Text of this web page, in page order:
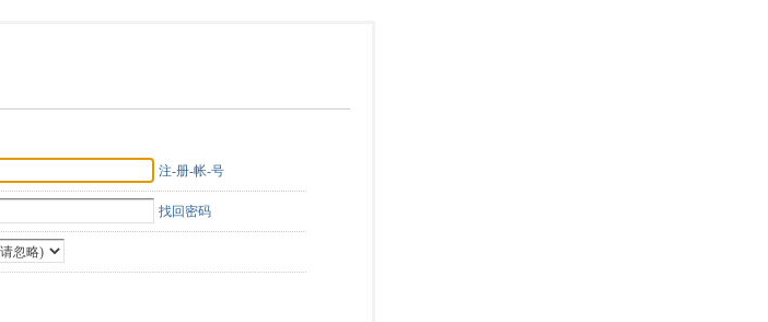
注-册-帐-号
找回密码